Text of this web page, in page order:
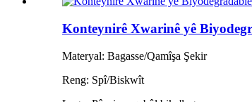
Konteynirê Xwarinê yê
Materyal: Bagasse/Qamîşa Şekir
Reng: Spî/Biskwît